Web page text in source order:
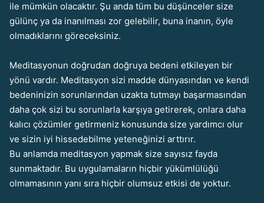
ile mümkün olacaktır. Şu anda tüm bu düşünceler size
gülünç ya da inanılması zor gelebilir, buna inanın, öyle
olmadıklarını göreceksiniz.
Meditasyonun doğrudan doğruya bedeni etkileyen bir
yönü vardır. Meditasyon sizi madde dünyasından ve kendi
bedeninizin sorunlarından uzakta tutmayı başarmasından
daha çok sizi bu sorunlarla karşıya getirerek, onlara daha
kalıcı çözümler getirmeniz konusunda size yardımcı olur
ve sizin iyi hissedebilme yeteneğinizi arttırır.
Bu anlamda meditasyon yapmak size sayısız fayda
sunmaktadır. Bu uygulamaların hiçbir yükümlülüğü
olmamasının yanı sıra hiçbir olumsuz etkisi de yoktur.